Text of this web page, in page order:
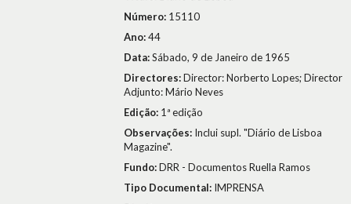
Número: 15110
Ano:44
Data:Sábado, 9 de Janeiro de 1965
Directores:Director: Norberto Lopes; Director
Adjunto: Mário Neves
Edição: 1ª edição
Observações: Inclui supl. "Diário de Lisboa
Magazine".
Fundo:DRR - Documentos Ruella Ramos
Tipo Documental: IMPRENSA